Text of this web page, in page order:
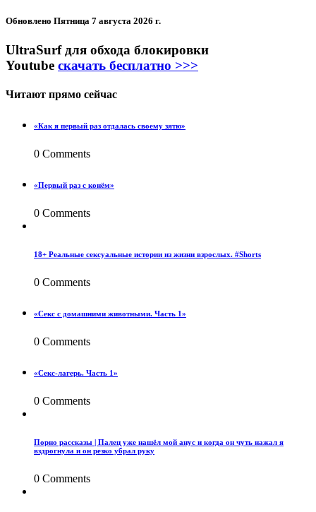
Обновлено Пятница 7 августа 2026 г.
UltraSurf для обхода блокировки
Youtube скачать бесплатно >>>
Читают прямо сейчас
«Как я первый раз отдалась своему зятю»
0 Comments
«Первый раз с конём»
0 Comments
18+ Реальные сексуальные истории из жизни взрослых. #Shorts
0 Comments
«Секс с домашними животными. Часть 1»
0 Comments
«Секс-лагерь. Часть 1»
0 Comments
Порно рассказы | Палец уже нашёл мой анус и когда он чуть нажал я
вздрогнула и он резко убрал руку
0 Comments